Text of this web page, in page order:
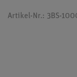
Artikel-Nr.: 3BS-